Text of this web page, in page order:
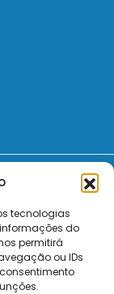
tecnologias
do
permitirá
ou IDs
os direitos reservados.
VC.
| Visa | Mastercard | Visa